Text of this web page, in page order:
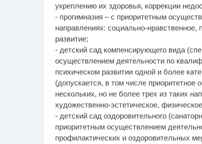
укреплению их здоровья, коррекции
- прогимназия – с приоритетным
направлениях: социально-нравственное,
развитие;
- детский сад компенсирующего вида
осуществлением деятельности по
психическом развитии одной и более
(допускается, в том числе
нескольких, но не более трех из таких
художественно-эстетическое,
- детский сад оздоровительного
приоритетным осуществлением
профилактических и оздоровительных